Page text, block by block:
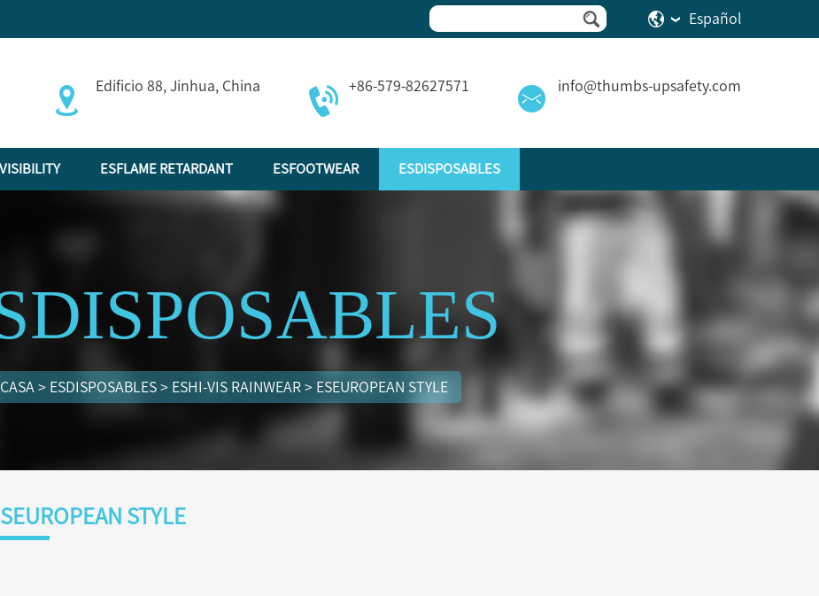
Español
Edificio 88, Jinhua, China +86-579-82627571 info@thumbs-upsafety.com
ESFLAME RETARDANT ESFOOTWEAR ESDISPOSABLES
CASA > ESDISPOSABLES > ESHI-VIS RAINWEAR > ESEUROPEAN STYLE
STYLE